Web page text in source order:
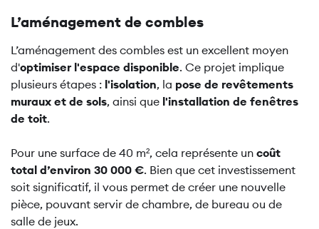
L’aménagement de combles
L’aménagement des combles est un excellent moyen
d'optimiser l'espace disponible. Ce projet implique
plusieurs étapes : l'isolation, la pose de revêtements
muraux et de sols, ainsi que l'installation de fenêtres
de toit.
Pour une surface de 40 m², cela représente un coût
total d’environ 30 000 €. Bien que cet investissement
soit significatif, il vous permet de créer une nouvelle
pièce, pouvant servir de chambre, de bureau ou de
salle de jeux.